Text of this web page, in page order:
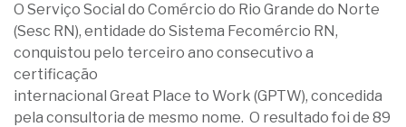
O Serviço Social do Comércio do Rio Grande do Norte
(Sesc RN), entidade do Sistema Fecomércio RN,
conquistou pelo terceiro ano consecutivo a
certificação
internacional Great Place to Work (GPTW), concedida
pela consultoria de mesmo nome. O resultado foi de 89